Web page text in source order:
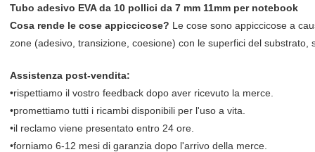
Tubo adesivo EVA da 10 pollici da 7 mm 11mm per notebook
Cosa rende le cose appiccicose? Le cose sono appiccicose a
zone (adesivo, transizione, coesione) con le superfici del substrato,
Assistenza post-vendita:
•rispettiamo il vostro feedback dopo aver ricevuto la merce.
•promettiamo tutti i ricambi disponibili per l'uso a vita.
•il reclamo viene presentato entro 24 ore.
•forniamo 6-12 mesi di garanzia dopo l'arrivo della merce.